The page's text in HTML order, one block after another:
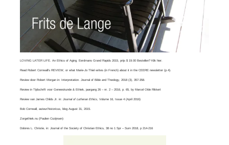
LOVING LATER LIFE. An Ethics of Aging. Eerdmans Grand Rapids 2015, prijs $ 19.00 Bestellen? Klikhier
ReadRobert Cornwall’s REVIEW , or whatMarie-Jo Thiel writes (in French) about it in the CEERE newsletter (p.4).
Review door Robert Morgan in:Interpretation. Journal of Bible and Theology , 2018 (3), 357-358.
Review in Tijdschrift voor Geneeskunde & Ethiek, jaargang 26 – nr. 2 – 2016, p. 65, byMarcel Olde Rikkert
Review van James Childs Jr . in: Journal of Lutheran Ethics,Volume 16, Issue 4​ (April 2016)
Bob Cornwall , auteur/historicus, blog August 31, 2015.
Zorgethiek.nu (Paulien Cozijnsen)
Dolores L. Christie, in: Journal of the Society of Christian Ethics , 38 no 1 Spr – Sum 2018, p 214-216